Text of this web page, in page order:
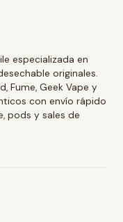
especializada en
originales.
Fume, Geek Vape y
con envío rápido
pods y sales de